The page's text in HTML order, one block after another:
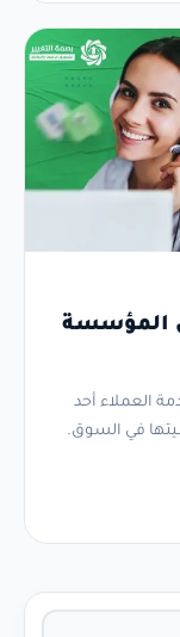
المؤسسة
العملاء أحد
في السوق.